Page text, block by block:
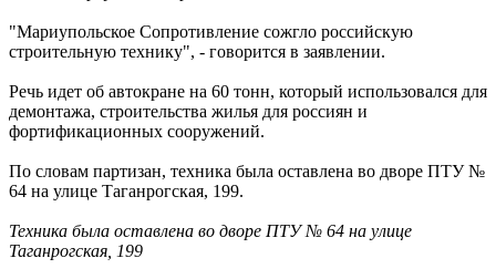
"Мариупольское Сопротивление сожгло российскую
строительную технику", - говорится в заявлении.
Речь идет об автокране на 60 тонн, который использовался для
демонтажа, строительства жилья для россиян и
фортификационных сооружений.
По словам партизан, техника была оставлена во дворе ПТУ №
64 на улице Таганрогская, 199.
Техника была оставлена во дворе ПТУ № 64 на улице
Таганрогская, 199